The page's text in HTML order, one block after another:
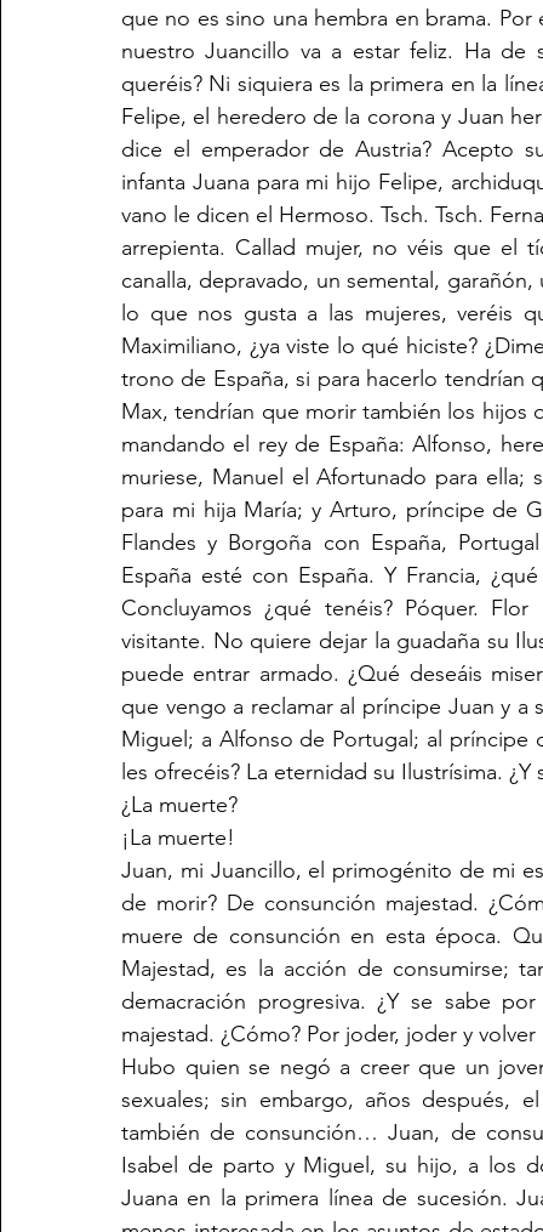
que no es sino una hembra en brama.
nuestro Juancillo va a estar feliz. Ha
queréis? Ni siquiera es la primera en la
Felipe, el heredero de la corona y Juan
dice el emperador de Austria? Acepto
infanta Juana para mi hijo Felipe,
vano le dicen el Hermoso. Tsch. Tsch.
arrepienta. Callad mujer, no véis que el
canalla, depravado, un semental,
lo que nos gusta a las mujeres, veréis
Maximiliano, ¿ya viste lo qué hiciste?
trono de España, si para hacerlo tendrían
Max, tendrían que morir también los hijos
mandando el rey de España: Alfonso,
muriese, Manuel el Afortunado para ella;
para mi hija María; y Arturo, príncipe de
Flandes y Borgoña con España,
España esté con España. Y Francia,
Concluyamos ¿qué tenéis? Póquer.
visitante. No quiere dejar la guadaña su
puede entrar armado. ¿Qué deseáis
que vengo a reclamar al príncipe Juan y
Miguel; a Alfonso de Portugal; al príncipe
les ofrecéis? La eternidad su Ilustrísima.
¿La muerte?
¡La muerte!
Juan, mi Juancillo, el primogénito de mi
de morir? De consunción majestad.
muere de consunción en esta época.
Majestad, es la acción de consumirse;
demacración progresiva. ¿Y se sabe
majestad. ¿Cómo? Por joder, joder y
Hubo quien se negó a creer que un
sexuales; sin embargo, años después,
también de consunción… Juan, de
Isabel de parto y Miguel, su hijo, a los
Juana en la primera línea de sucesión.